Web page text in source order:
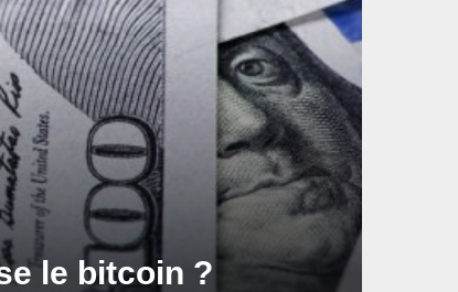
le bitcoin ?